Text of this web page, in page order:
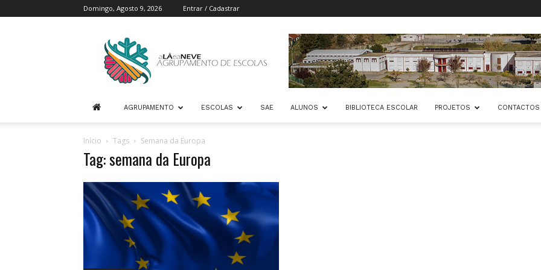
Domingo, Agosto 9, 2026 Entrar / Cadastrar
Agrupamento
de
Escolas
A
AGRUPAMENTO ESCOLAS SAE ALUNOS BIBLIOTECA ESCOLAR PROJETOS CONTACTOS
Início Tags Semana da Europa
Tag: semana da Europa